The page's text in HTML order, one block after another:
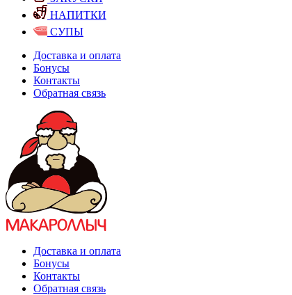
НАПИТКИ
СУПЫ
Доставка и оплата
Бонусы
Контакты
Обратная связь
Доставка и оплата
Бонусы
Контакты
Обратная связь